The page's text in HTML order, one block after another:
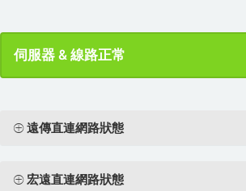
伺服器 & 線路正常
遠傳直連網路狀態
宏遠直連網路狀態